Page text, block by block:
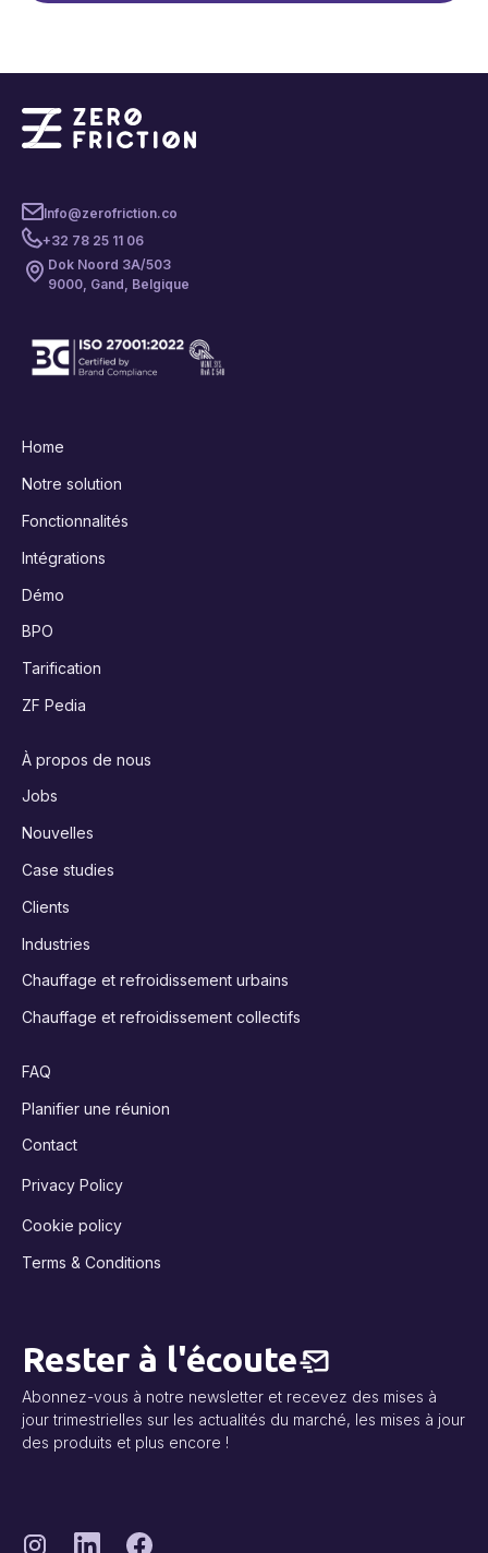
Info@zerofriction.co
+32 78 25 11 06
Dok Noord 3A/503
9000, Gand, Belgique
Home
Notre solution
Fonctionnalités
Intégrations
Démo
BPO
Tarification
ZF Pedia
À propos de nous
Jobs
Nouvelles
Case studies
Clients
Industries
Chauffage et refroidissement urbains
Chauffage et refroidissement collectifs
FAQ
Planifier une réunion
Contact
Privacy Policy
Cookie policy
Terms & Conditions
Rester à l'écoute
Abonnez-vous à notre newsletter et recevez des mises à
jour trimestrielles sur les actualités du marché, les mises à jour
des produits et plus encore !